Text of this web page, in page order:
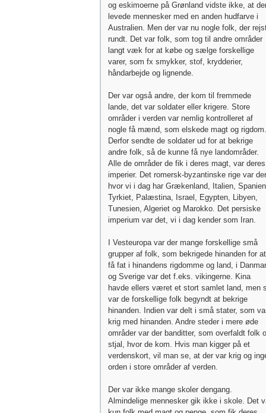
og eskimoerne på Grønland vidste ikke, at
levede mennesker med en anden hudfarve i
Australien. Men der var nu nogle folk, der
rundt. Det var folk, som tog til andre områder
langt væk for at købe og sælge forskellige
varer, som fx smykker, stof, krydderier,
håndarbejde og lignende.
Der var også andre, der kom til fremmede
lande, det var soldater eller krigere. Store
områder i verden var nemlig kontrolleret af
nogle få mænd, som elskede magt og rigdom.
Derfor sendte de soldater ud for at bekrige
andre folk, så de kunne få nye landområder.
Alle de områder de fik i deres magt, var deres
imperier. Det romersk-byzantinske rige var
hvor vi i dag har Grækenland, Italien,
Tyrkiet, Palæstina, Israel, Egypten, Libyen,
Tunesien, Algeriet og Marokko. Det persiske
imperium var det, vi i dag kender som Iran.
I Vesteuropa var der mange forskellige små
grupper af folk, som bekrigede hinanden for at
få fat i hinandens rigdomme og land, i
og Sverige var det f.eks. vikingerne. Kina
havde ellers været et stort samlet land, men
var de forskellige folk begyndt at bekrige
hinanden. Indien var delt i små stater, som
krig med hinanden. Andre steder i mere øde
områder var der banditter, som overfaldt folk
stjal, hvor de kom. Hvis man kigger på et
verdenskort, vil man se, at der var krig og
orden i store områder af verden.
Der var ikke mange skoler dengang.
Almindelige mennesker gik ikke i skole. Det